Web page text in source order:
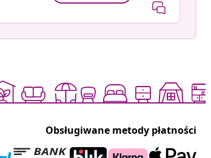
Obsługiwane metody płatności